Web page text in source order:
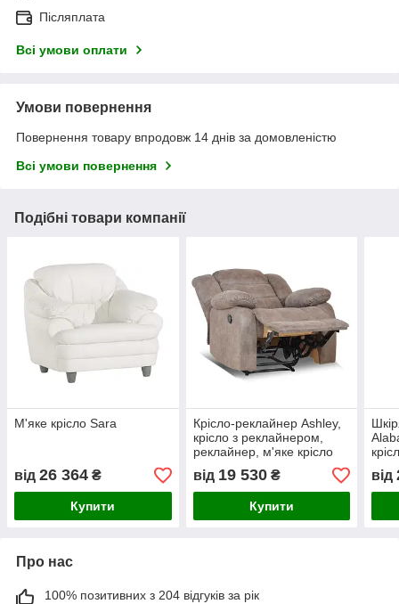
Післяплата
Всі умови оплати
Умови повернення
Повернення товару впродовж 14 днів за домовленістю
Всі умови повернення
Подібні товари компанії
М'яке крісло Sara
від 26 364 ₴
Купити
Крісло-реклайнер Ashley,
крісло з реклайнером,
реклайнер, м'яке крісло
від 19 530₴
Купити
від
Про нас
100% позитивних з 204 відгуків за рік